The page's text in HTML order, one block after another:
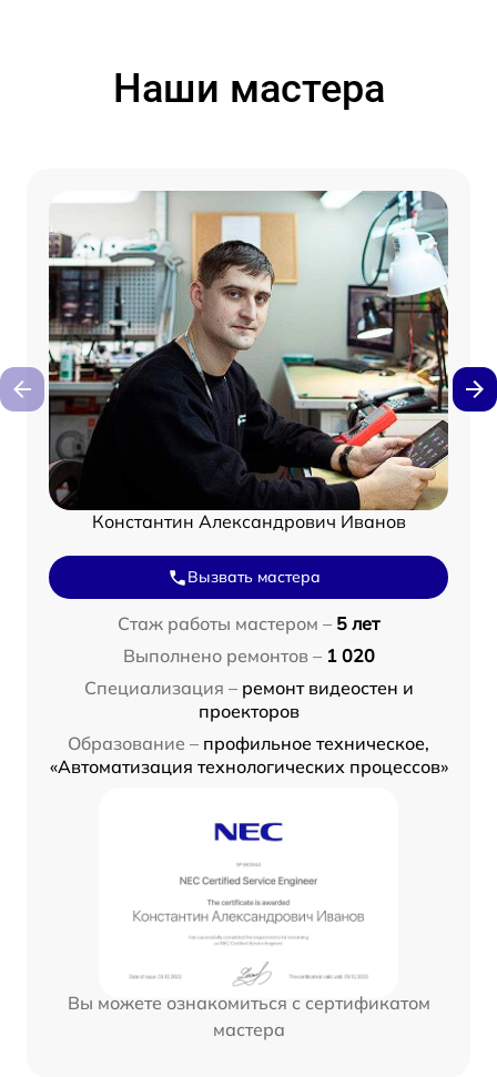
Наши мастера
Константин Александрович Иванов
Вызвать мастера
Стаж работы мастером – 5 лет
Выполнено ремонтов – 1 020
Специализация – ремонт видеостен и
проекторов
Образование – профильное техническое,
«Автоматизация технологических процессов»
Вы можете ознакомиться с сертификатом
мастера